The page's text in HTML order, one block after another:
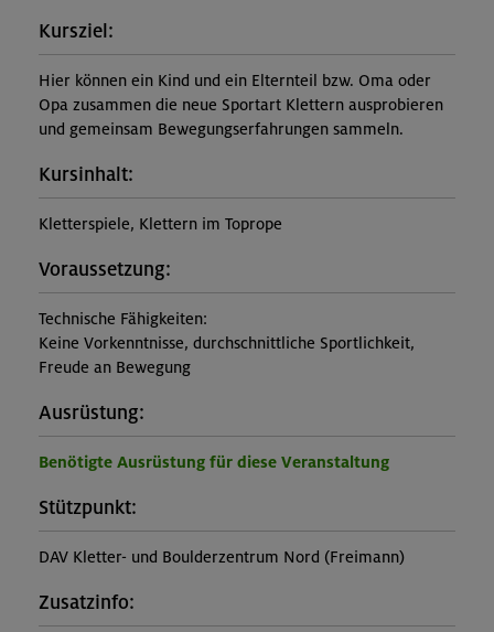
Kursziel:
Hier können ein Kind und ein Elternteil bzw. Oma oder
Opa zusammen die neue Sportart Klettern ausprobieren
und gemeinsam Bewegungserfahrungen sammeln.
Kursinhalt:
Kletterspiele, Klettern im Toprope
Voraussetzung:
Technische Fähigkeiten:
Keine Vorkenntnisse, durchschnittliche Sportlichkeit,
Freude an Bewegung
Ausrüstung:
Benötigte Ausrüstung für diese Veranstaltung
Stützpunkt:
DAV Kletter- und Boulderzentrum Nord (Freimann)
Zusatzinfo: